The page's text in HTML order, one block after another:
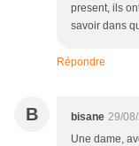
present, ils
savoir dans
Répondre
B bisane 29/
Une dame,